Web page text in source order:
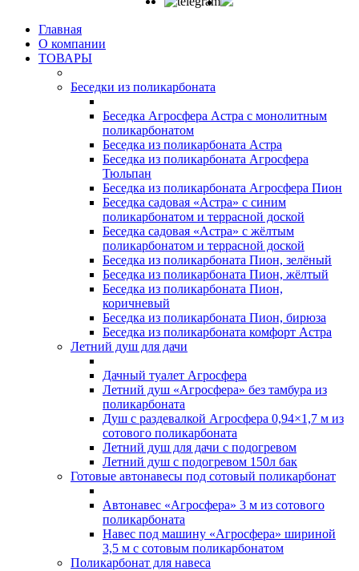
Главная
О компании
ТОВАРЫ
Беседки из поликарбоната
Беседка Агросфера Астра с монолитным
поликарбонатом
Беседка из поликарбоната Астра
Беседка из поликарбоната Агросфера
Тюльпан
Беседка из поликарбоната Агросфера Пион
Беседка садовая «Астра» с синим
поликарбонатом и террасной доской
Беседка садовая «Астра» с жёлтым
поликарбонатом и террасной доской
Беседка из поликарбоната Пион, зелёный
Беседка из поликарбоната Пион, жёлтый
Беседка из поликарбоната Пион,
коричневый
Беседка из поликарбоната Пион, бирюза
Беседка из поликарбоната комфорт Астра
Летний душ для дачи
Дачный туалет Агросфера
Летний душ «Агросфера» без тамбура из
поликарбоната
Душ с раздевалкой Агросфера 0,94×1,7 м из
сотового поликарбоната
Летний душ для дачи с подогревом
Летний душ с подогревом 150л бак
Готовые автонавесы под сотовый поликарбонат
Автонавес «Агросфера» 3 м из сотового
поликарбоната
Навес под машину «Агросфера» шириной
3,5 м с сотовым поликарбонатом
Поликарбонат для навеса